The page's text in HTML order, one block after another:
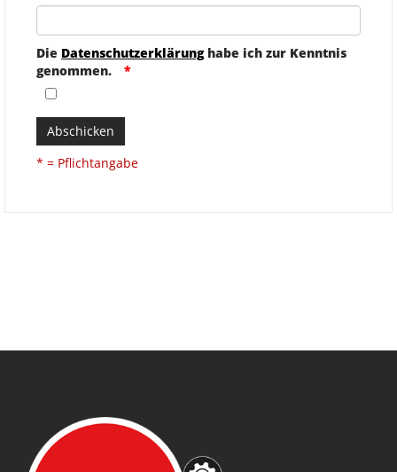
Die Datenschutzerklärunghabe ich zur Kenntnis
genommen.
Abschicken
* = Pflichtangabe